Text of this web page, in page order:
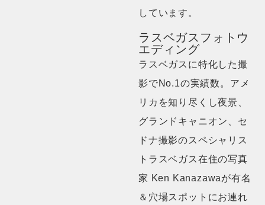
しています。
ラスベガスフォトウ
エディング
ラスベガスに特化した撮
影でNo.1の実績数。アメ
リカを知り尽くし夜景、
グランドキャニオン、セ
ドナ撮影のスペシャリス
トラスベガス在住の写真
家 Ken Kanazawaが有名
＆穴場スポットにお連れ